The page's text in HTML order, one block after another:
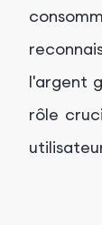
l'argent
rôle